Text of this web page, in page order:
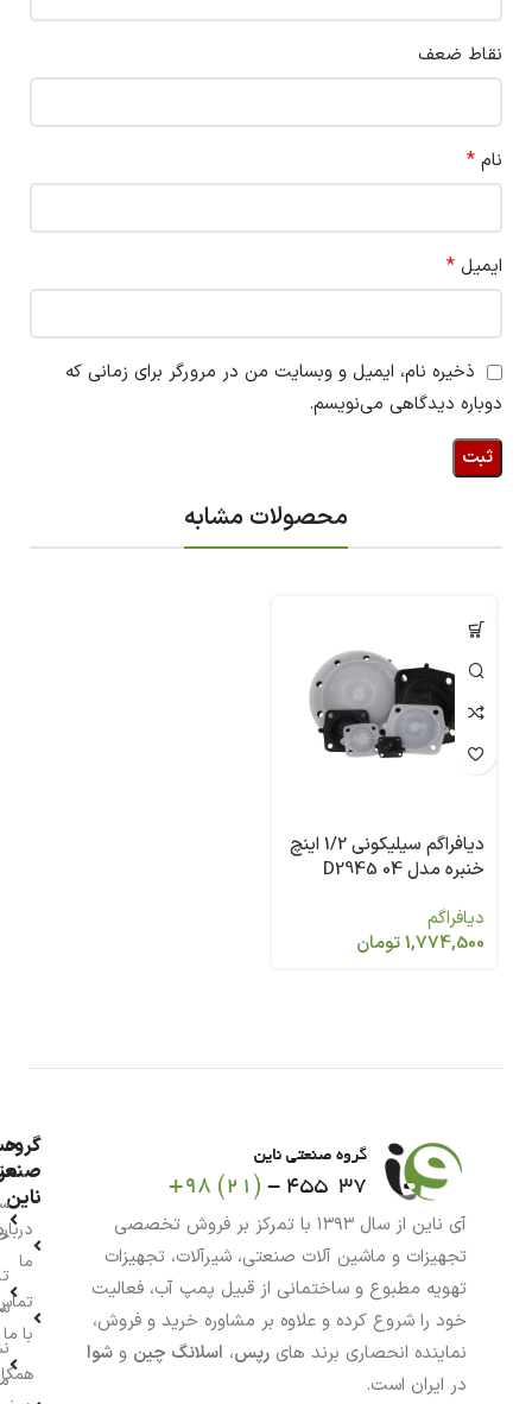
نقاط ضعف
نام *
ایمیل *
ذخیره نام، ایمیل و وبسایت من در مرورگر برای زمانی که
دوباره دیدگاهی می‌نویسم.
محصولات مشابه
دیافراگم سیلیکونی 1/2 اینچ
خنبره مدل D2945 04
دیافراگم
1,774,500تومان
آی ناین از سال ۱۳۹۳ با تمرکز بر فروش تخصصی
تجهیزات و ماشین آلات صنعتی، شیرآلات، تجهیزات
تهویه مطبوع و ساختمانی از قبیل پمپ آب، فعالیت
خود را شروع کرده و علاوه بر مشاوره خرید و فروش،
نماینده انحصاری برند های رپس، اسلانگ چین و شوا
در ایران است.
گروه
ناین
ما
با ما